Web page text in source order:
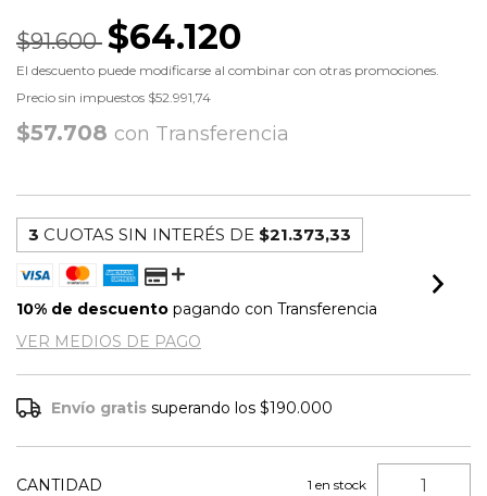
$91.600 $64.120
El descuento puede modificarse al combinar con otras promociones.
Precio sin impuestos $52.991,74
$57.708 con Transferencia
3 CUOTAS SIN INTERÉS DE $21.373,33
10% de descuento pagando con Transferencia
VER MEDIOS DE PAGO
Envío gratis superando los$190.000
CANTIDAD 1 en stock